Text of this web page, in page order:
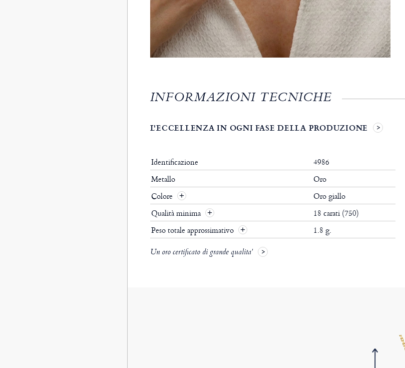
INFORMAZIONI TECNICHE
L'ECCELLENZA IN OGNI FASE DELLA PRODUZIONE
Identificazione
4986
Metallo
Oro
Colore
Oro giallo
Qualità minima
18 carati (750)
Peso totale approssimativo
1.8 g.
Un oro certificato di grande qualita'